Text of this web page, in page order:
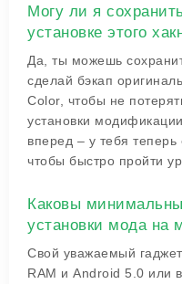
Могу ли я
установке этого
Да, ты можешь
сделай бэкап
Color, чтобы не
установки
вперед – у тебя теперь
чтобы быстро пройти
Каковы
установки мода на
Свой уважаемый
RAM и Android 5.0 или